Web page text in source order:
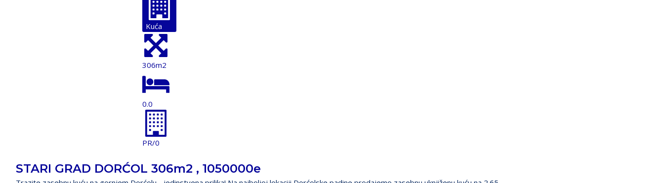
Kuća
306m2
0.0
PR/0
STARI GRAD DORĆOL 306m2 , 1050000e